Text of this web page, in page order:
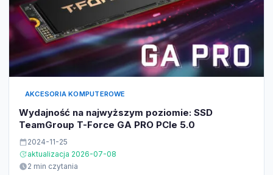
AKCESORIA KOMPUTEROWE
Wydajność na najwyższym poziomie: SSD
TeamGroup T-Force GA PRO PCIe 5.0
2024-11-25
aktualizacja 2026-07-08
2 min czytania